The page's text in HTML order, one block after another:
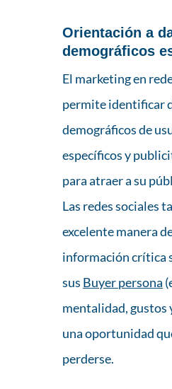
Orientación a
demográficos
El marketing en
permite identificar
demográficos de
específicos y
para atraer a su
Las redes sociales
excelente manera
información crítica
sus Buyer persona
mentalidad, gustos
una oportunidad
perderse.